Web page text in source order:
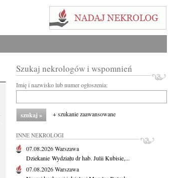
Szukaj nekrologów i wspomnień
Imię i nazwisko lub numer ogłoszenia:
+ szukanie zaawansowane
INNE NEKROLOGI
07.08.2026Warszawa
Dziekanie Wydziału dr hab. Julii Kubisie,...
07.08.2026Warszawa